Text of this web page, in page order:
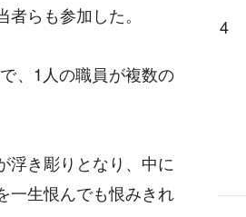
らも参加した。
、1人の職員が複数の
浮き彫りとなり、中に
一生恨んでも恨みきれ